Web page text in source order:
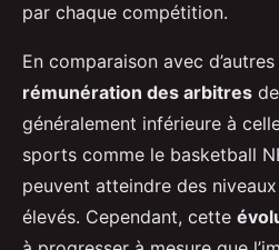
par chaque compétition.
En comparaison avec
rémunération des arbitres
généralement inférieure à
sports comme le basketball
peuvent atteindre des
élevés. Cependant, cette